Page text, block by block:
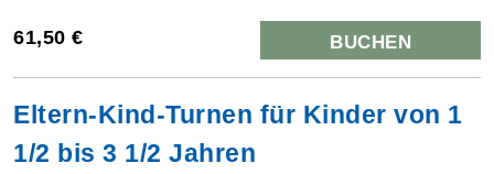
61,50 € BUCHEN
Eltern-Kind-Turnen für Kinder von 1
1/2 bis 3 1/2 Jahren